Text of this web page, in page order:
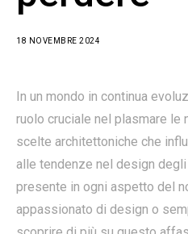
18 NOVEMBRE 2024
In un mondo in continua
ruolo cruciale nel plasmare le
scelte architettoniche che
alle tendenze nel design
presente in ogni aspetto del
appassionato di design o